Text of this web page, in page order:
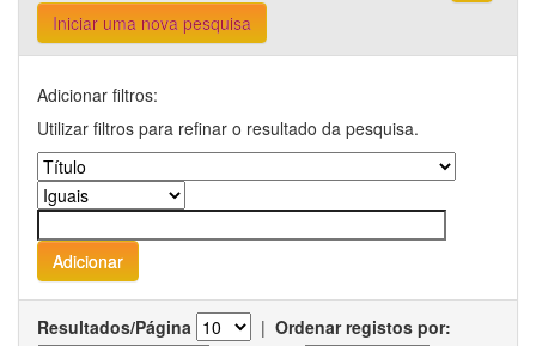
Iniciar uma nova pesquisa
Adicionar filtros:
Utilizar filtros para refinar o resultado da pesquisa.
Resultados/Página | Ordenar registos por: